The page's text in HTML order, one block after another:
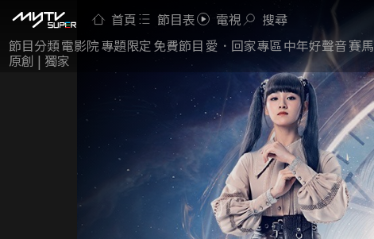
首頁 節目表 電視 搜尋
節目分類電影院專題限定 免費節目 愛．回家專區中年好聲音賽馬
原創 | 獨家